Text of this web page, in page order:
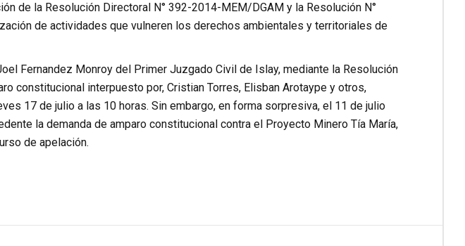
de la Resolución Directoral N° 392-2014-MEM/DGAM y la Resolución N°
de actividades que vulneren los derechos ambientales y territoriales de
Fernandez Monroy del Primer Juzgado Civil de Islay, mediante la Resolución
constitucional interpuesto por, Cristian Torres, Elisban Arotaype y otros,
17 de julio a las 10 horas. Sin embargo, en forma sorpresiva, el 11 de julio
la demanda de amparo constitucional contra el Proyecto Minero Tía María,
de apelación.